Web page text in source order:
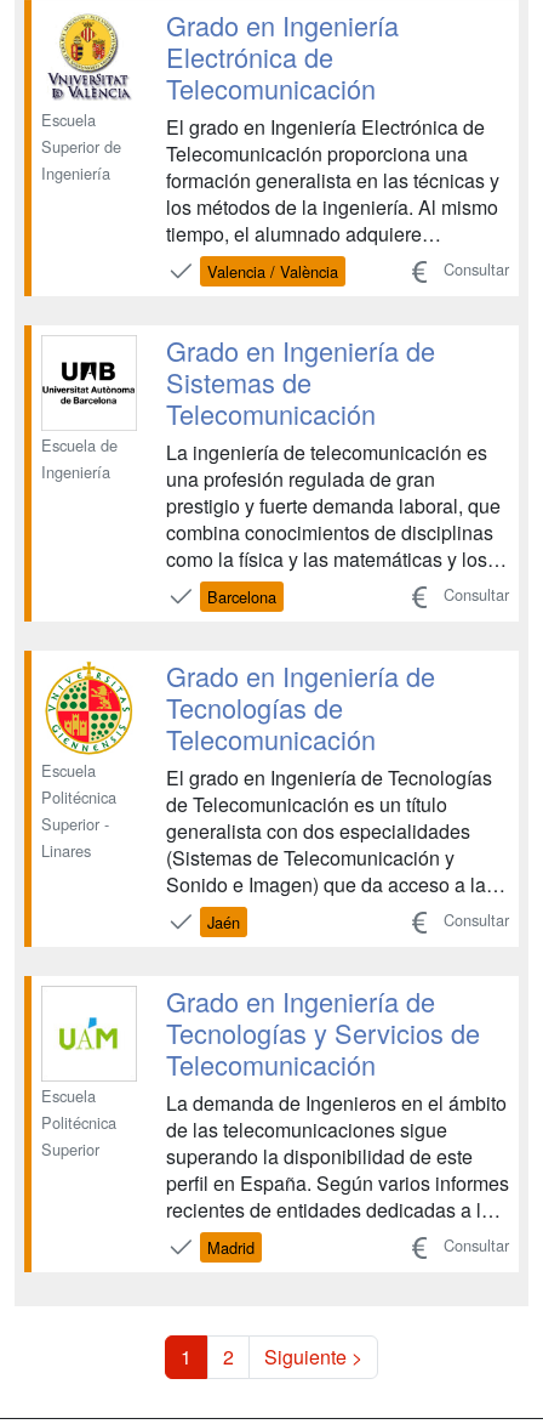
formación de profesionales generalistas
y versátiles ...
Escuela
Superior de
Ingeniería
Grado en Ingeniería
Electrónica de
Telecomunicación
El grado en Ingeniería Electrónica de
Telecomunicación proporciona una
formación generalista en las técnicas y
los métodos de la ingeniería. Al mismo
tiempo, el alumnado adquiere
conocimientos específicos además de
habilidades comerciales y sociales
profesional. Así, estos estudios
plantean un amplio aprendizaje...
Valencia / València Consultar
Escuela de
Ingeniería
Grado en Ingeniería de
Sistemas de
Telecomunicación
La ingeniería de telecomunicación es
una profesión regulada de gran
prestigio y fuerte demanda laboral, que
combina conocimientos de disciplinas
como la física y las matemáticas y los
aplica en resolver problemas diarios,
como la comunicación a distancia entre
captación de información de nuestro
alrededor mediante sens...
Barcelona Consultar
Escuela
Politécnica
Superior -
Linares
Grado en Ingeniería de
Tecnologías de
Telecomunicación
El grado en Ingeniería de Tecnologías
de Telecomunicación es un título
generalista con dos especialidades
(Sistemas de Telecomunicación y
Sonido e Imagen) que da acceso a la
profesión regulada de Ingeniero
Técnico de Telecomunicación. Como
proporcionar una serie de capacidades
en el ámbito del conocimiento ci...
Jaén Consultar
Escuela
Politécnica
Superior
Grado en Ingeniería de
Tecnologías y Servicios de
Telecomunicación
La demanda de Ingenieros en el ámbito
de las telecomunicaciones sigue
superando la disponibilidad de este
perfil en España. Según varios informes
recientes de entidades dedicadas a la
gestión de recursos humanos, esta
rama de las ingenierías está entre los
españolas. Es por ello que el d...
Madrid Consultar
1 2 Siguiente >